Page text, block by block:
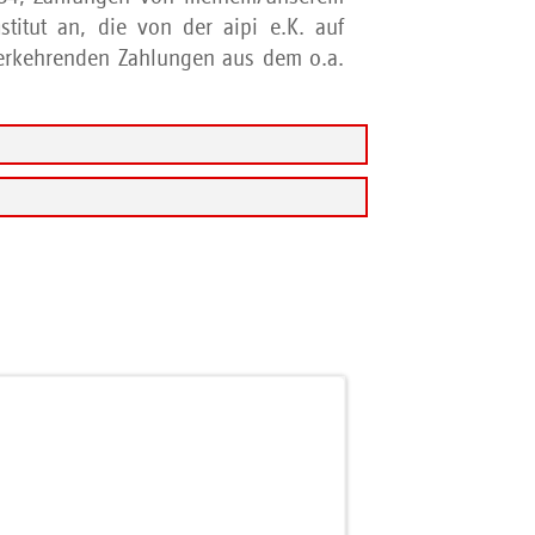
an, die von der aipi e.K. auf
Zahlungen aus dem o.a.